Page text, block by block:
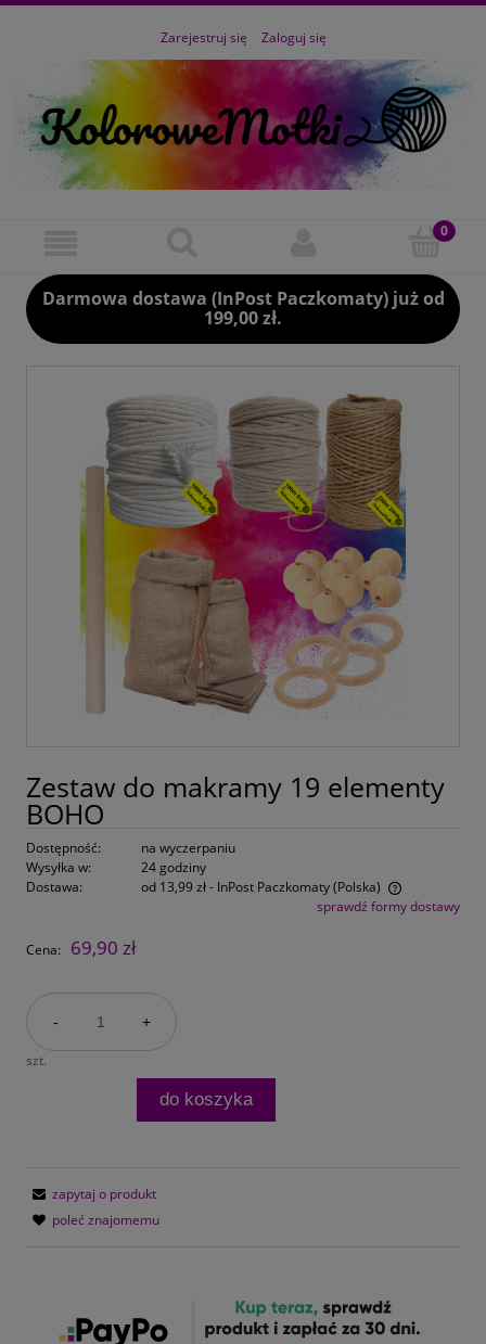
Zarejestruj się Zaloguj się
Darmowa dostawa (InPost Paczkomaty) już od
199,00 zł.
Zestaw do makramy 19 elementy
BOHO
Dostępność:
na wyczerpaniu
Wysyłka w:
24 godziny
Dostawa:
od 13,99 zł- InPost Paczkomaty(Polska)
Cena nie zawiera ewentualnych kosztów płatnościsprawdź formy dostawy
Cena: 69,90 zł
- +
szt.
do koszyka
zapytaj o produkt
poleć znajomemu